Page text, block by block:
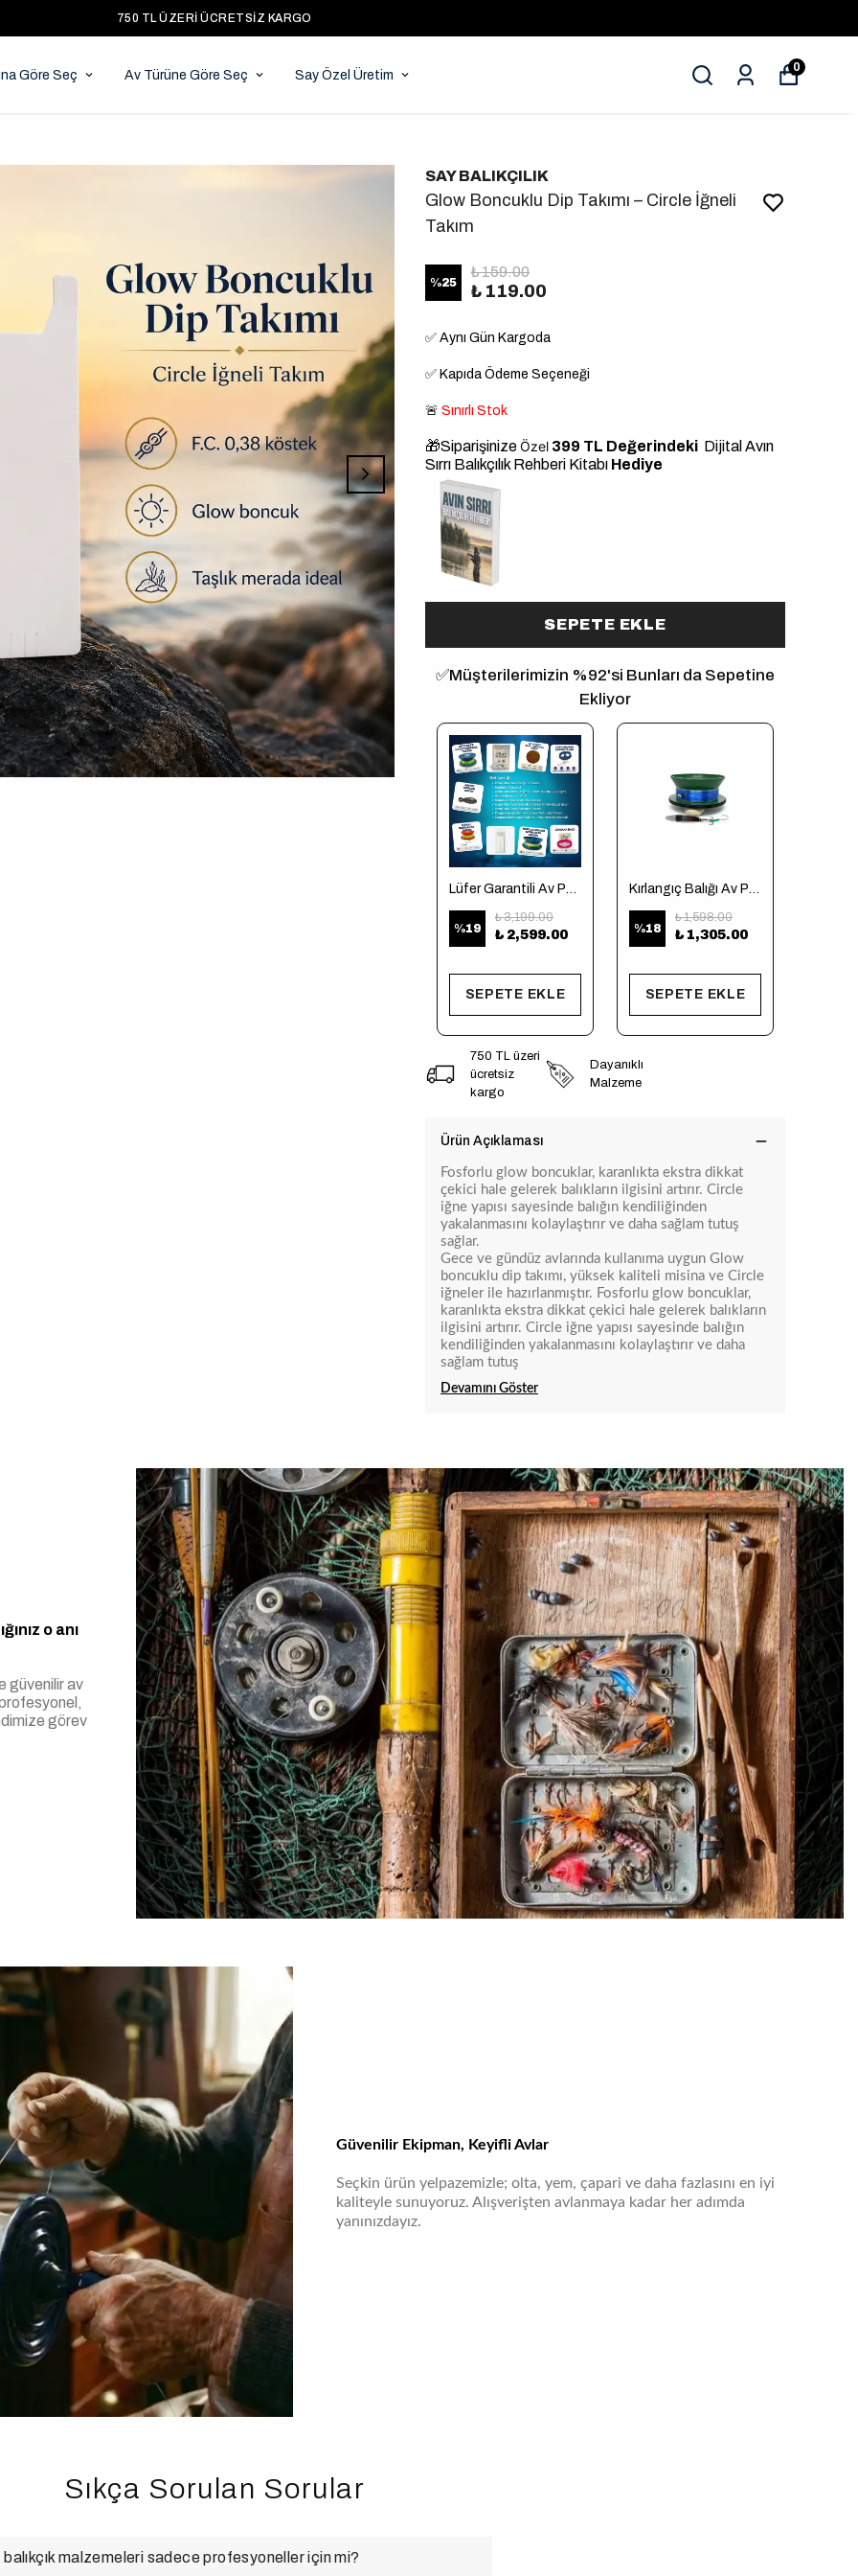
750 TL ÜZERI ÜCRETSIZ KARGO
Göre Seç Av Türüne Göre Seç Say Özel Üretim
0
SAY BALIKÇILIK
Glow Boncuklu Dip Takımı – Circle İğneli
Takım
%25
₺ 159.00
₺ 119.00
✅ Aynı Gün Kargoda
✅ Kapıda Ödeme Seçeneği
🚨 Sınırlı Stok
🎁SiparişinizeÖzel 399 TL Değerindeki Dijital Avın
Sırrı Balıkçılık Rehberi Kitabı Hediye
SEPETE EKLE
✅Müşterilerimizin %92'si Bunları da Sepetine
Ekliyor
Tükendi
Lüfer Garantili Av Paketi
%19
₺ 3,199.00
₺ 2,599.00
SEPETE EKLE
Kırlangıç Balığı Av Paketi (Tekne için)
%18
₺ 1,598.00
₺ 1,305.00
SEPETE EKLE
750 TL üzeri
ücretsiz
kargo
Dayanıklı
Malzeme
Ürün Açıklaması
Fosforlu glow boncuklar, karanlıkta ekstra dikkat
çekici hale gelerek balıkların ilgisini artırır. Circle
iğne yapısı sayesinde balığın kendiliğinden
yakalanmasını kolaylaştırır ve daha sağlam tutuş
sağlar.
Gece ve gündüz avlarında kullanıma uygun Glow
boncuklu dip takımı, yüksek kaliteli misina ve Circle
iğneler ile hazırlanmıştır. Fosforlu glow boncuklar,
karanlıkta ekstra dikkat çekici hale gelerek balıkların
ilgisini artırır. Circle iğne yapısı sayesinde balığın
kendiliğinden yakalanmasını kolaylaştırır ve daha
sağlam tutuş
Devamını Göster
o anı
güvenilir av
görev
Güvenilir Ekipman, Keyifli Avlar
Seçkin ürün yelpazemizle; olta, yem, çapari ve daha fazlasını en iyi
kaliteyle sunuyoruz. Alışverişten avlanmaya kadar her adımda
yanınızdayız.
Sıkça Sorulan Sorular
balıkçık malzemeleri sadece profesyoneller için mi?